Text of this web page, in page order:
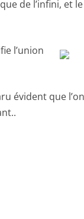
de l’infini, et
l’union
évident que